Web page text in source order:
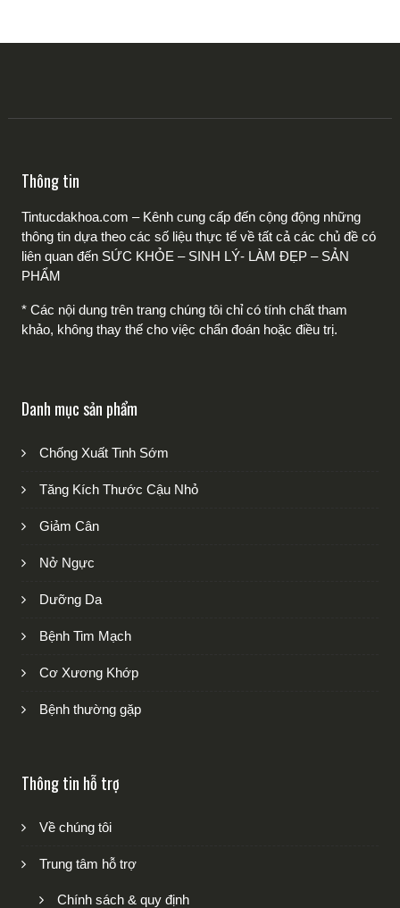
Thông tin
Tintucdakhoa.com – Kênh cung cấp đến cộng động những
thông tin dựa theo các số liệu thực tế về tất cả các chủ đề có
liên quan đến SỨC KHỎE – SINH LÝ- LÀM ĐẸP – SẢN
PHẨM
* Các nội dung trên trang chúng tôi chỉ có tính chất tham
khảo, không thay thế cho việc chẩn đoán hoặc điều trị.
Danh mục sản phẩm
Chống Xuất Tinh Sớm
Tăng Kích Thước Cậu Nhỏ
Giảm Cân
Nở Ngực
Dưỡng Da
Bệnh Tim Mạch
Cơ Xương Khớp
Bệnh thường gặp
Thông tin hỗ trợ
Về chúng tôi
Trung tâm hỗ trợ
Chính sách & quy định